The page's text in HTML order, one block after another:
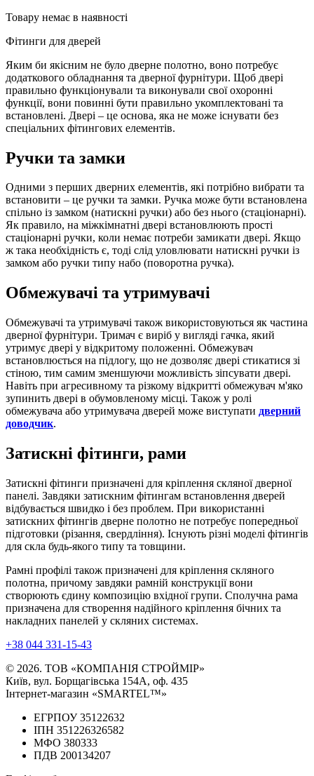
Товару немає в наявності
Фітинги для дверей
Яким би якісним не було дверне полотно, воно потребує
додаткового обладнання та дверної фурнітури. Щоб двері
правильно функціонували та виконували свої охоронні
функції, вони повинні бути правильно укомплектовані та
встановлені. Двері – це основа, яка не може існувати без
спеціальних фітингових елементів.
Ручки та замки
Одними з перших дверних елементів, які потрібно вибрати та
встановити – це ручки та замки. Ручка може бути встановлена
​​спільно із замком (натискні ручки) або без нього (стаціонарні).
Як правило, на міжкімнатні двері встановлюють прості
стаціонарні ручки, коли немає потреби замикати двері. Якщо
ж така необхідність є, тоді слід уловлювати натискні ручки із
замком або ручки типу набо (поворотна ручка).
Обмежувачі та утримувачі
Обмежувачі та утримувачі також використовуються як частина
дверної фурнітури. Тримач є виріб у вигляді гачка, який
утримує двері у відкритому положенні. Обмежувач
встановлюється на підлогу, що не дозволяє двері стикатися зі
стіною, тим самим зменшуючи можливість зіпсувати двері.
Навіть при агресивному та різкому відкритті обмежувач м'яко
зупинить двері в обумовленому місці. Також у ролі
обмежувача або утримувача дверей може виступати дверний
доводчик.
Затискні фітинги, рами
Затискні фітинги призначені для кріплення скляної дверної
панелі. Завдяки затискним фітингам встановлення дверей
відбувається швидко і без проблем. При використанні
затискних фітингів дверне полотно не потребує попередньої
підготовки (різання, свердління). Існують різні моделі фітингів
для скла будь-якого типу та товщини.
Рамні профілі також призначені для кріплення скляного
полотна, причому завдяки рамній конструкції вони
створюють єдину композицію вхідної групи. Сполучна рама
призначена для створення надійного кріплення бічних та
накладних панелей у скляних системах.
+38 044 331-15-43
© 2026. ТОВ «КОМПАНІЯ СТРОЙМІР»
Київ, вул. Борщагівська 154А, оф. 435
Інтернет-магазин «SMARTEL™»
ЕГРПОУ 35122632
ІПН 351226326582
МФО 380333
ПДВ 200134207